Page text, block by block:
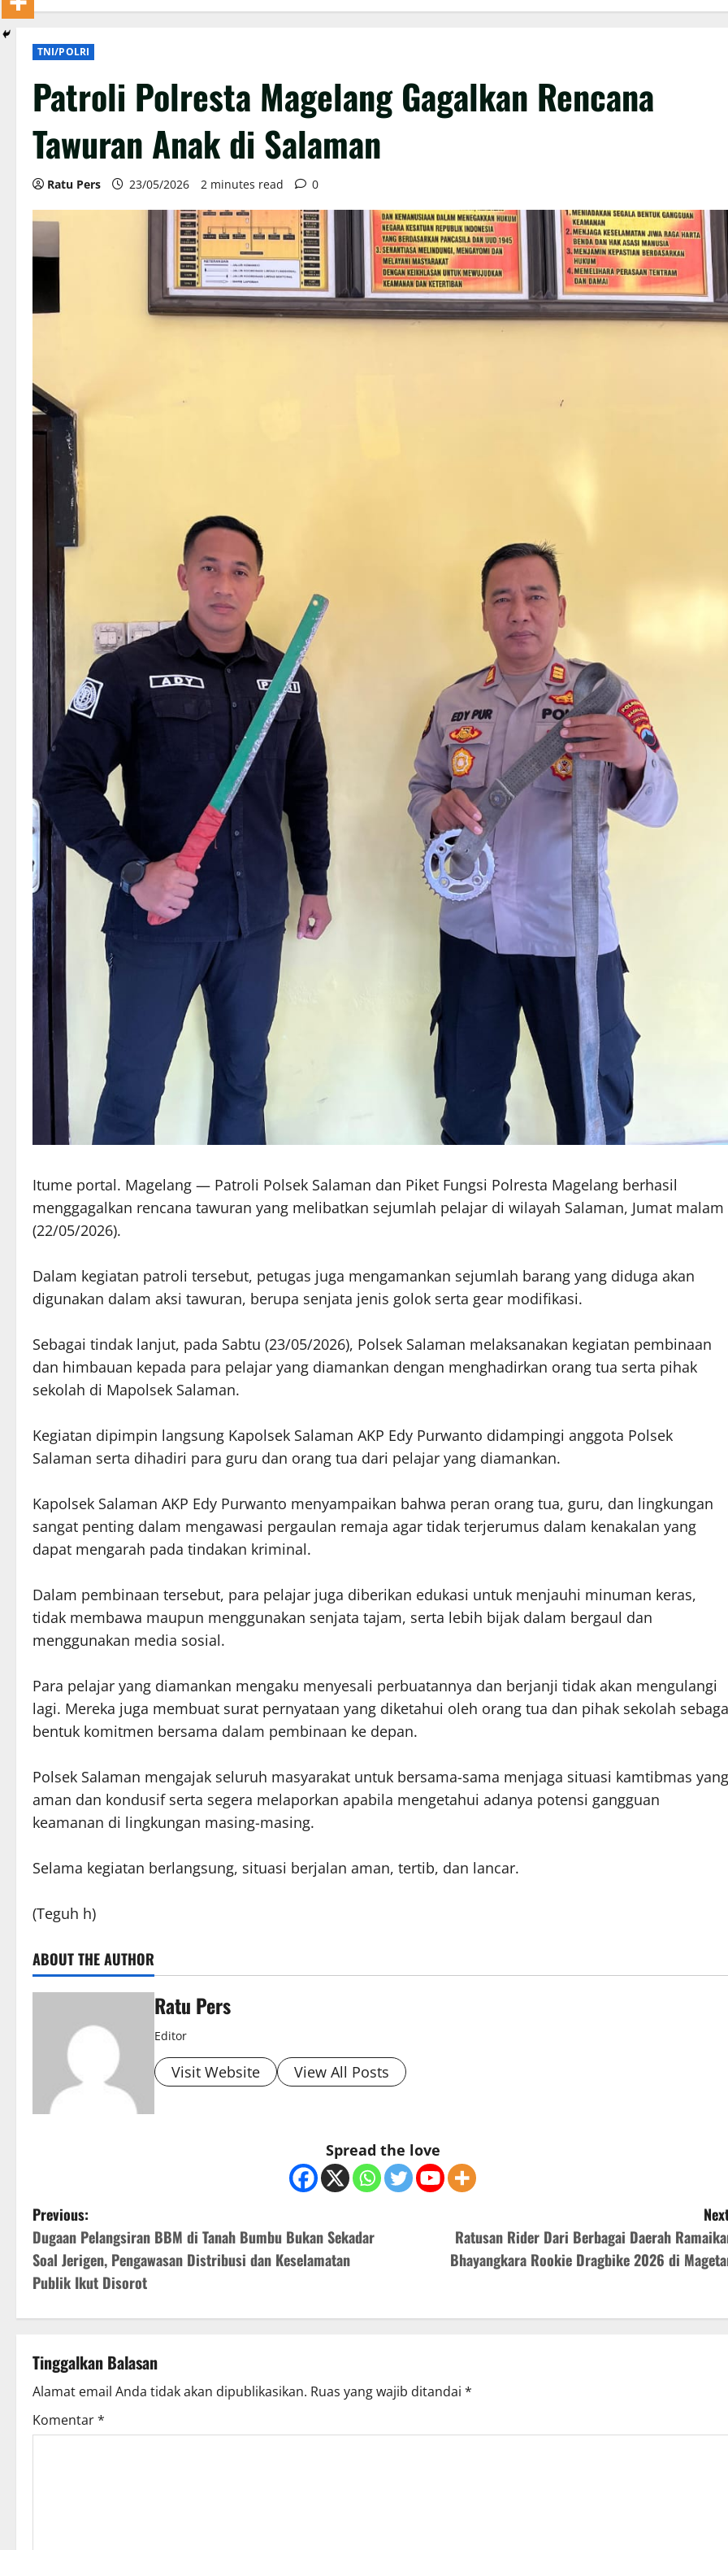
TNI/POLRI
Patroli Polresta Magelang Gagalkan Rencana
Tawuran Anak di Salaman
Ratu Pers 23/05/2026 2 minutes read 0
Itume portal. Magelang — Patroli Polsek Salaman dan Piket Fungsi Polresta Magelang berhasil
menggagalkan rencana tawuran yang melibatkan sejumlah pelajar di wilayah Salaman, Jumat malam
(22/05/2026).
Dalam kegiatan patroli tersebut, petugas juga mengamankan sejumlah barang yang diduga akan
digunakan dalam aksi tawuran, berupa senjata jenis golok serta gear modifikasi.
Sebagai tindak lanjut, pada Sabtu (23/05/2026), Polsek Salaman melaksanakan kegiatan pembinaan
dan himbauan kepada para pelajar yang diamankan dengan menghadirkan orang tua serta pihak
sekolah di Mapolsek Salaman.
Kegiatan dipimpin langsung Kapolsek Salaman AKP Edy Purwanto didampingi anggota Polsek
Salaman serta dihadiri para guru dan orang tua dari pelajar yang diamankan.
Kapolsek Salaman AKP Edy Purwanto menyampaikan bahwa peran orang tua, guru, dan lingkungan
sangat penting dalam mengawasi pergaulan remaja agar tidak terjerumus dalam kenakalan yang
dapat mengarah pada tindakan kriminal.
Dalam pembinaan tersebut, para pelajar juga diberikan edukasi untuk menjauhi minuman keras,
tidak membawa maupun menggunakan senjata tajam, serta lebih bijak dalam bergaul dan
menggunakan media sosial.
Para pelajar yang diamankan mengaku menyesali perbuatannya dan berjanji tidak akan mengulangi
lagi. Mereka juga membuat surat pernyataan yang diketahui oleh orang tua dan pihak sekolah
bentuk komitmen bersama dalam pembinaan ke depan.
Polsek Salaman mengajak seluruh masyarakat untuk bersama-sama menjaga situasi kamtibmas yang
aman dan kondusif serta segera melaporkan apabila mengetahui adanya potensi gangguan
keamanan di lingkungan masing-masing.
Selama kegiatan berlangsung, situasi berjalan aman, tertib, dan lancar.
(Teguh h)
ABOUT THE AUTHOR
Ratu Pers
Editor
Visit Website View All Posts
Spread the love
P
o
s
t
n
a
v
Previous:
Dugaan Pelangsiran BBM di Tanah Bumbu Bukan Sekadar
Soal Jerigen, Pengawasan Distribusi dan Keselamatan
Publik Ikut Disorot
Ratusan Rider Dari Berbagai Daerah
Bhayangkara Rookie Dragbike 2026 di
Tinggalkan Balasan
Alamat email Anda tidak akan dipublikasikan. Ruas yang wajib ditandai *
Komentar*